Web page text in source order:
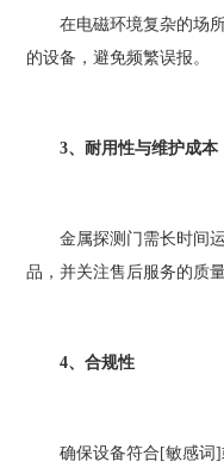
在电磁环境复杂的场所
的设备，避免频繁误报。
3、耐用性与维护成本
金属探测门需长时间运
品，并关注售后服务的质量
4、合规性
确保设备符合[敏感词]